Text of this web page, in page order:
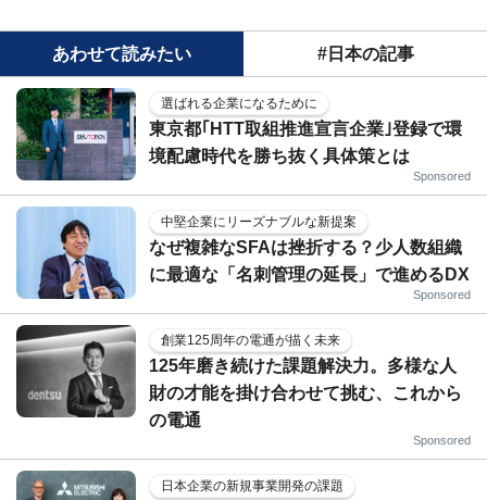
あわせて読みたい #日本の記事
選ばれる企業になるために
東京都｢HTT取組推進宣言企業｣登録で環
境配慮時代を勝ち抜く具体策とは
Sponsored
中堅企業にリーズナブルな新提案
なぜ複雑なSFAは挫折する？少人数組織
に最適な「名刺管理の延長」で進めるDX
Sponsored
創業125周年の電通が描く未来
125年磨き続けた課題解決力。多様な人
財の才能を掛け合わせて挑む、これから
の電通
Sponsored
日本企業の新規事業開発の課題